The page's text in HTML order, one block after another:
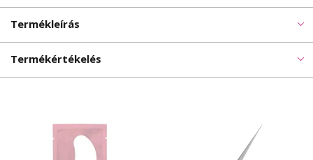
Termékleírás
Termékértékelés